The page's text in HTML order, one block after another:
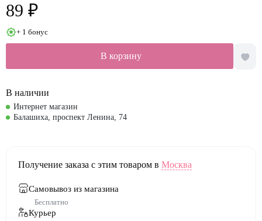
89 ₽
+ 1 бонус
В корзину
В наличии
Интернет магазин
Балашиха, проспект Ленина, 74
Получение заказа с этим товаром в Москва
Самовывоз из магазина
Бесплатно
Курьер